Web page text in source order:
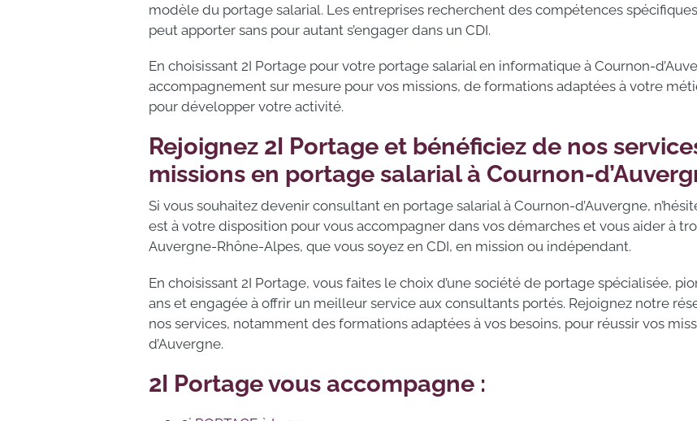
modèle du portage salarial. Les entreprises recherchent des compétences
peut apporter sans pour autant s’engager dans un CDI.
En choisissant 2I Portage pour votre portage salarial en informatique à Cournon-
accompagnement sur mesure pour vos missions, de formations adaptées à votre
pour développer votre activité.
Rejoignez 2I Portage et bénéficiez de nos
missions en portage salarial à Cournon-
Si vous souhaitez devenir consultant en portage salarial à Cournon-d’Auvergne,
est à votre disposition pour vous accompagner dans vos démarches et vous aider à
Auvergne-Rhône-Alpes, que vous soyez en CDI, en mission ou indépendant.
En choisissant 2I Portage, vous faites le choix d’une société de portage spécialisée,
ans et engagée à offrir un meilleur service aux consultants portés. Rejoignez notre
nos services, notamment des formations adaptées à vos besoins, pour réussir vos
d’Auvergne.
2I Portage vous accompagne :